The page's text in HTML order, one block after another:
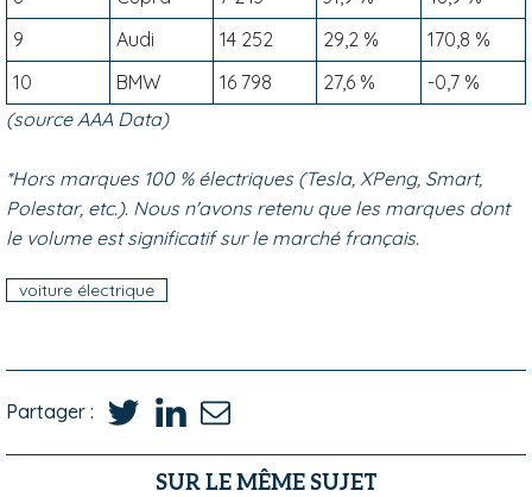
9
Audi 14 252 29,2 %
170,8 %
10
BMW 16 798 27,6 %
-0,7 %
(source AAA Data)
*Hors marques 100 % électriques (Tesla, XPeng, Smart,
Polestar, etc.). Nous n'avons retenu que les marques dont
le volume est significatif sur le marché français.
voiture électrique
Partager :
SUR LE MÊME SUJET